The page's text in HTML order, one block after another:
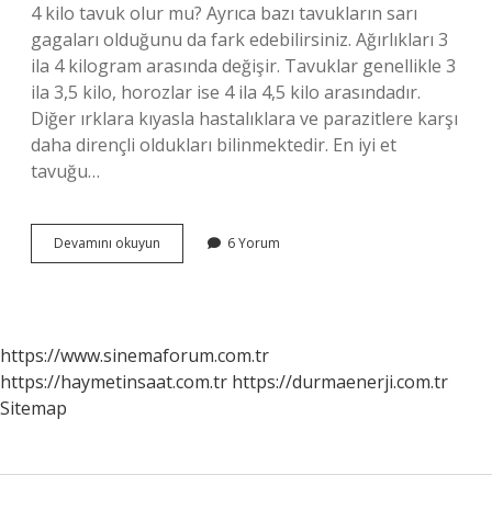
4 kilo tavuk olur mu? Ayrıca bazı tavukların sarı
gagaları olduğunu da fark edebilirsiniz. Ağırlıkları 3
ila 4 kilogram arasında değişir. Tavuklar genellikle 3
ila 3,5 kilo, horozlar ise 4 ila 4,5 kilo arasındadır.
Diğer ırklara kıyasla hastalıklara ve parazitlere karşı
daha dirençli oldukları bilinmektedir. En iyi et
tavuğu…
Devamını okuyun
Tavuğu
Gelir
6 Yorum
https://www.sinemaforum.com.tr
https://haymetinsaat.com.tr https://durmaenerji.com.tr
Sitemap